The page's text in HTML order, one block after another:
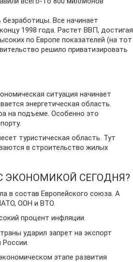
Все начинает
1998 года. Растет ВВП, достигая
по Европе показателей (на тот
решило приватизировать
ситуация начинает
энергетическая область.
на подъеме. Особенно это
туристическая область. Тут
в строительство жилых
ЭКОНОМИКОЙ СЕГОДНЯ?
в состав Европейского союза. А
ООН и ВТО.
процент инфляции.
ударил запрет на экспорт
России.
этапе развития